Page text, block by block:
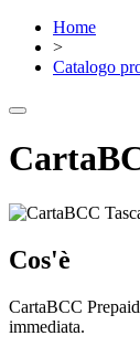
Home
>
Catalogo
Cos'è
CartaBCC
immediata.